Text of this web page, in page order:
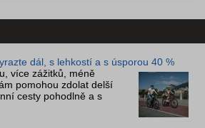
dál, s lehkostí a s úsporou 40 %
více zážitků, méně
pomohou zdolat delší
cesty pohodlně a s